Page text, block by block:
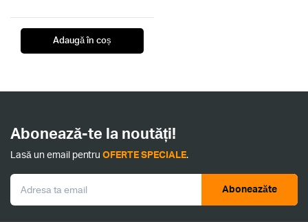
Adaugă în coș
Abonează-te la noutăți!
Lasă un email pentruOFERTE SPECIALE.
Aboneazăte